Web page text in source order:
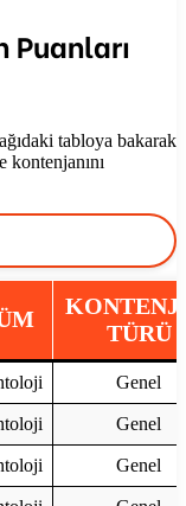
Puanları
tabloya bakarak
kontenjanını
TÜRÜ
Genel
Genel
Genel